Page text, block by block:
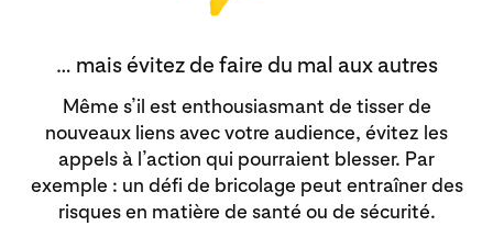
… mais évitez de faire du mal aux autres
Même s’il est enthousiasmant de tisser de
nouveaux liens avec votre audience, évitez les
appels à l’action qui pourraient blesser. Par
exemple : un défi de bricolage peut entraîner des
risques en matière de santé ou de sécurité.